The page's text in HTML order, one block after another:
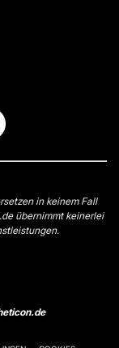
in keinem Fall
übernimmt keinerlei